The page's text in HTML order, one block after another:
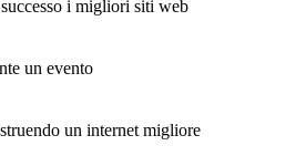
i migliori siti web
un evento
un internet migliore